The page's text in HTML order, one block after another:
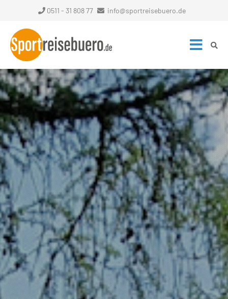
0511 - 31 808 77 info@sportreisebuero.de